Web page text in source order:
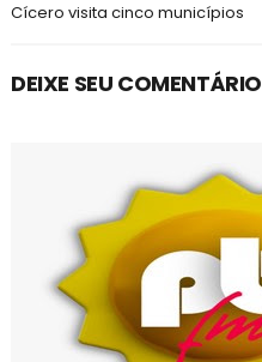
Cícero visita cinco municípios
DEIXE SEU COMENTÁRIO